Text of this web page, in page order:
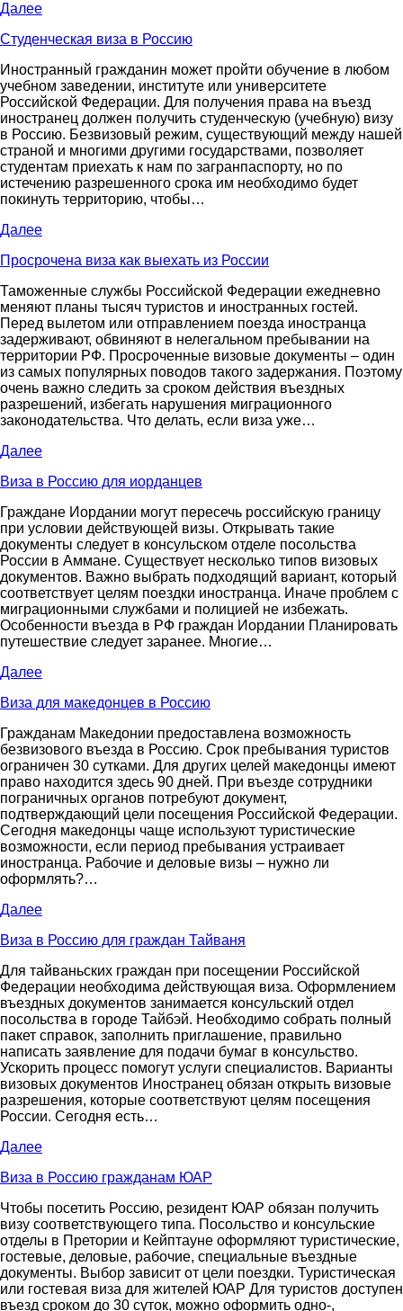
Далее
Студенческая виза в Россию
Иностранный гражданин может пройти обучение в любом
учебном заведении, институте или университете
Российской Федерации. Для получения права на въезд
иностранец должен получить студенческую (учебную) визу
в Россию. Безвизовый режим, существующий между нашей
страной и многими другими государствами, позволяет
студентам приехать к нам по загранпаспорту, но по
истечению разрешенного срока им необходимо будет
покинуть территорию, чтобы…
Далее
Просрочена виза как выехать из России
Таможенные службы Российской Федерации ежедневно
меняют планы тысяч туристов и иностранных гостей.
Перед вылетом или отправлением поезда иностранца
задерживают, обвиняют в нелегальном пребывании на
территории РФ. Просроченные визовые документы – один
из самых популярных поводов такого задержания. Поэтому
очень важно следить за сроком действия въездных
разрешений, избегать нарушения миграционного
законодательства. Что делать, если виза уже…
Далее
Виза в Россию для иорданцев
Граждане Иордании могут пересечь российскую границу
при условии действующей визы. Открывать такие
документы следует в консульском отделе посольства
России в Аммане. Существует несколько типов визовых
документов. Важно выбрать подходящий вариант, который
соответствует целям поездки иностранца. Иначе проблем с
миграционными службами и полицией не избежать.
Особенности въезда в РФ граждан Иордании Планировать
путешествие следует заранее. Многие…
Далее
Виза для македонцев в Россию
Гражданам Македонии предоставлена возможность
безвизового въезда в Россию. Срок пребывания туристов
ограничен 30 сутками. Для других целей македонцы имеют
право находится здесь 90 дней. При въезде сотрудники
пограничных органов потребуют документ,
подтверждающий цели посещения Российской Федерации.
Сегодня македонцы чаще используют туристические
возможности, если период пребывания устраивает
иностранца. Рабочие и деловые визы – нужно ли
оформлять?…
Далее
Виза в Россию для граждан Тайваня
Для тайваньских граждан при посещении Российской
Федерации необходима действующая виза. Оформлением
въездных документов занимается консульский отдел
посольства в городе Тайбэй. Необходимо собрать полный
пакет справок, заполнить приглашение, правильно
написать заявление для подачи бумаг в консульство.
Ускорить процесс помогут услуги специалистов. Варианты
визовых документов Иностранец обязан открыть визовые
разрешения, которые соответствуют целям посещения
России. Сегодня есть…
Далее
Виза в Россию гражданам ЮАР
Чтобы посетить Россию, резидент ЮАР обязан получить
визу соответствующего типа. Посольство и консульские
отделы в Претории и Кейптауне оформляют туристические,
гостевые, деловые, рабочие, специальные въездные
документы. Выбор зависит от цели поездки. Туристическая
или гостевая виза для жителей ЮАР Для туристов доступен
въезд сроком до 30 суток, можно оформить одно-,